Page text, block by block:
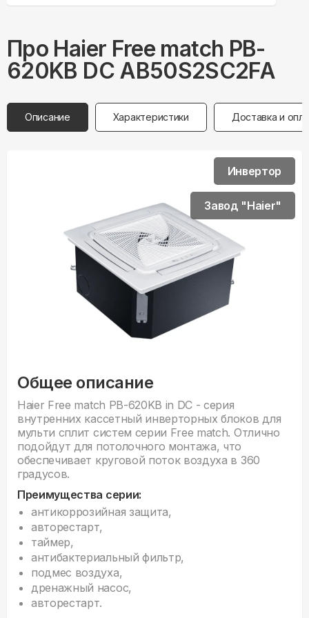
Про Haier Free match PB-
620KB DC AB50S2SC2FA
Описание Характеристики Доставка и
Общее описание
Haier Free match PB-620KB in DC - серия
внутренних кассетный инверторных блоков для
мульти сплит систем серии Free match. Отлично
подойдут для потолочного монтажа, что
обеспечивает круговой поток воздуха в 360
градусов.
Преимущества серии:
антикоррозийная защита,
авторестарт,
таймер,
антибактериальный фильтр,
подмес воздуха,
дренажный насос,
авторестарт.
Инвертор
Завод "Haier"